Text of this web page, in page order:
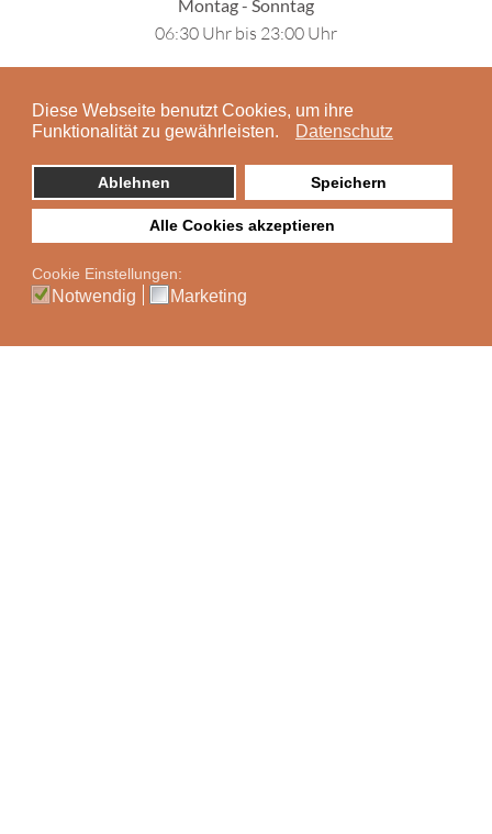
Diese Webseite benutzt Cookies, um ihre
Funktionalität zu gewährleisten.
Datenschutz
Ablehnen Speichern
Alle Cookies akzeptieren
Cookie Einstellungen:
Notwendig Marketing
Montag - Sonntag
06:30 Uhr bis 23:00 Uhr
11:30 Uhr bis 14:00 Uhr
17:30 Uhr bis 21:00 Uhr